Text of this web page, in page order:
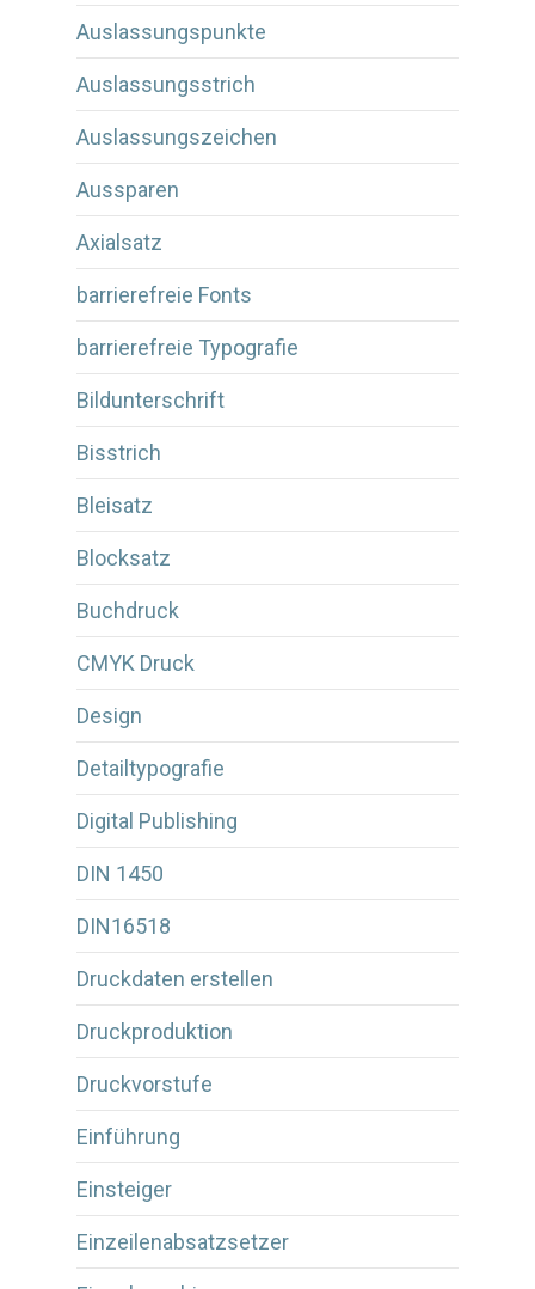
Auslassungspunkte
Auslassungsstrich
Auslassungszeichen
Aussparen
Axialsatz
barrierefreie Fonts
barrierefreie Typografie
Bildunterschrift
Bisstrich
Bleisatz
Blocksatz
Buchdruck
CMYK Druck
Design
Detailtypografie
Digital Publishing
DIN 1450
DIN16518
Druckdaten erstellen
Druckproduktion
Druckvorstufe
Einführung
Einsteiger
Einzeilenabsatzsetzer